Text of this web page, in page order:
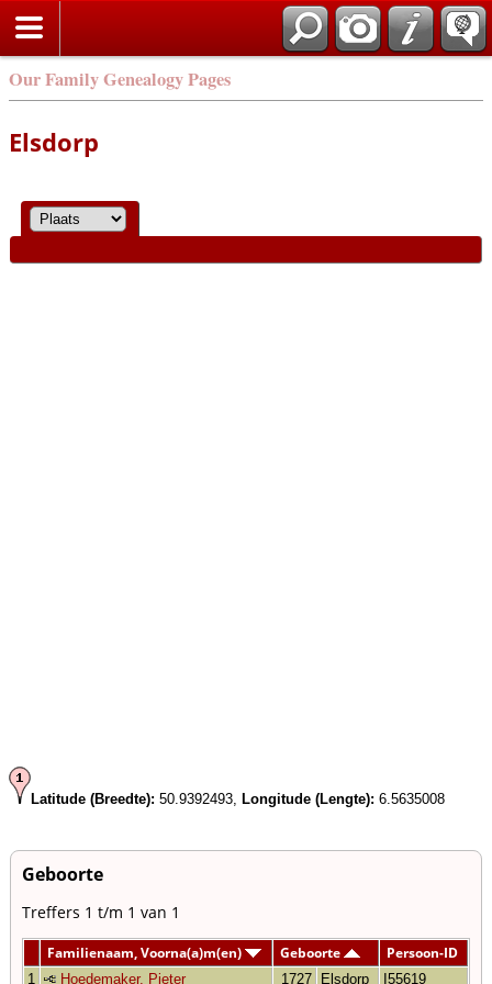
Our Family Genealogy Pages
Elsdorp
Latitude (Breedte): 50.9392493, Longitude (Lengte): 6.5635008
Geboorte
Treffers 1 t/m 1 van 1
Familienaam, Voorna(a)m(en) Geboorte Persoon-ID
1 Hoedemaker, Pieter 1727 Elsdorp I55619